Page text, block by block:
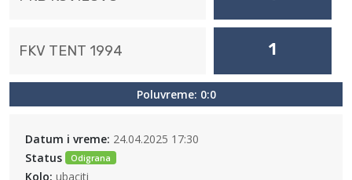
FKV TENT 1994 1
Poluvreme: 0:0
Datum i vreme: 24.04.2025 17:30
Status
Odigrana
Kolo: ubaciti